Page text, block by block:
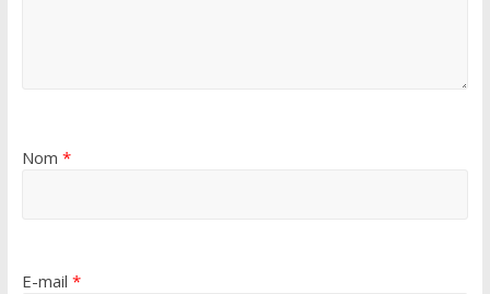
Nom *
E-mail *